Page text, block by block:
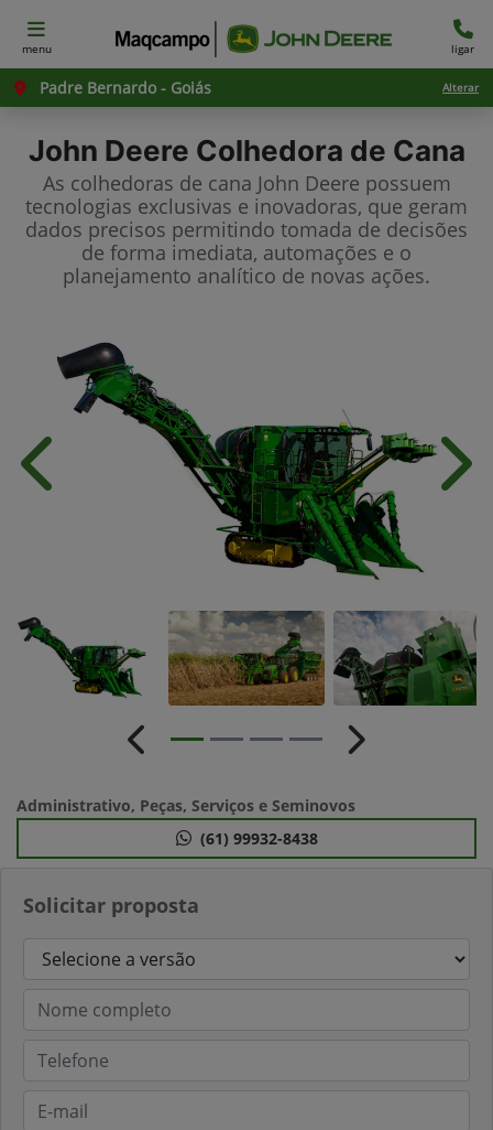
menu ligar
Padre Bernardo - Goiás Alterar
John Deere Colhedora de Cana
As colhedoras de cana John Deere possuem
tecnologias exclusivas e inovadoras, que geram
dados precisos permitindo tomada de decisões
de forma imediata, automações e o
planejamento analítico de novas ações.
Solicitar proposta
Anterior
Anterior Próximo
Administrativo, Peças, Serviços e Seminovos
(61) 99932-8438